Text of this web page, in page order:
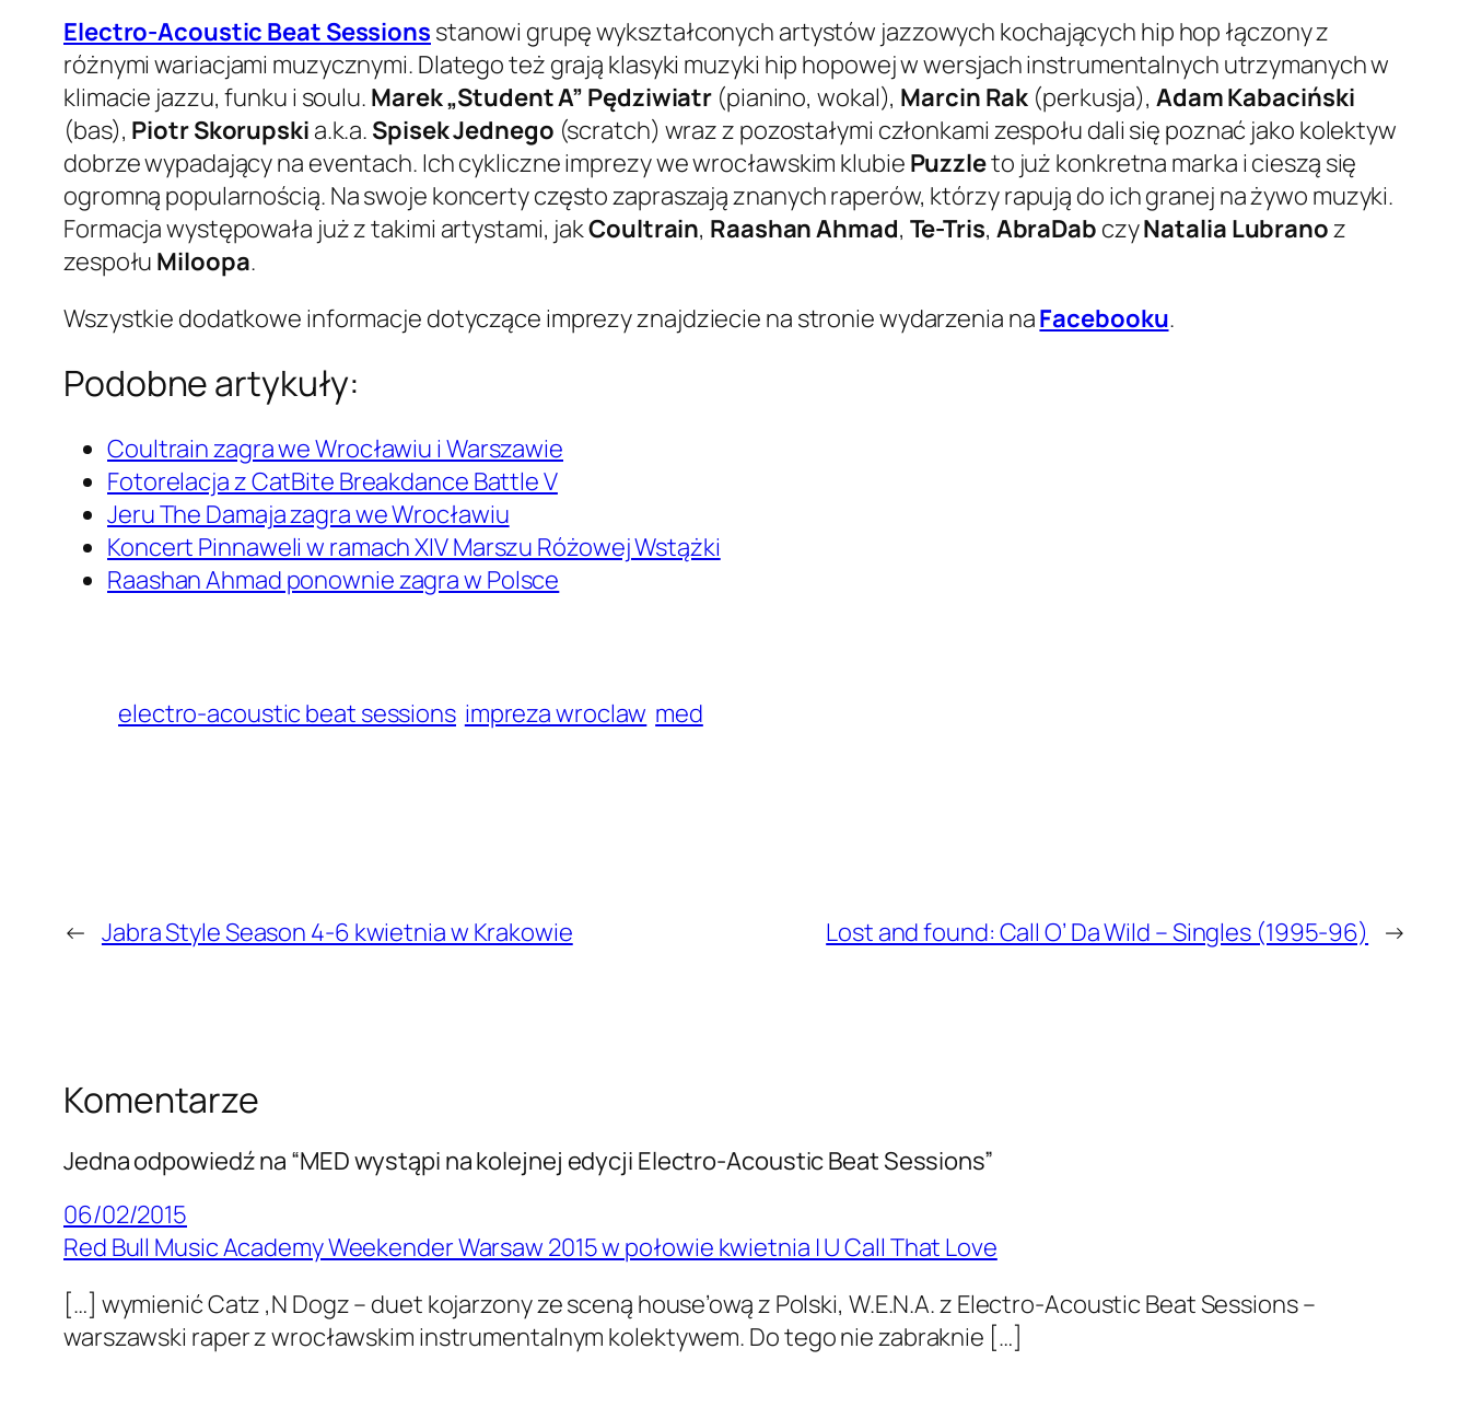
Electro-Acoustic Beat Sessions stanowi grupę wykształconych artystów jazzowych kochających hip hop łączony z
różnymi wariacjami muzycznymi. Dlatego też grają klasyki muzyki hip hopowej w wersjach instrumentalnych utrzymanych w
klimacie jazzu, funku i soulu. Marek „Student A” Pędziwiatr (pianino, wokal), Marcin Rak (perkusja), Adam Kabaciński
(bas), Piotr Skorupski a.k.a. Spisek Jednego (scratch) wraz z pozostałymi członkami zespołu dali się poznać jako kolektyw
dobrze wypadający na eventach. Ich cykliczne imprezy we wrocławskim klubie Puzzleto już konkretna marka i cieszą się
ogromną popularnością. Na swoje koncerty często zapraszają znanych raperów, którzy rapują do ich granej na żywo muzyki.
Formacja występowała już z takimi artystami, jakCoultrain, Raashan Ahmad, Te-Tris, AbraDab czyNatalia Lubranoz
zespołu Miloopa.
Wszystkie dodatkowe informacje dotyczące imprezy znajdziecie na stronie wydarzenia naFacebooku.
Podobne artykuły:
Coultrain zagra we Wrocławiu i Warszawie
Fotorelacja z CatBite Breakdance Battle V
Jeru The Damaja zagra we Wrocławiu
Koncert Pinnaweli w ramach XIV Marszu Różowej Wstążki
Raashan Ahmad ponownie zagra w Polsce
electro-acoustic beat sessions impreza wroclaw med
← Jabra Style Season 4-6 kwietnia w Krakowie Lost and found: Call O’ Da Wild – Singles (1995-96) →
Komentarze
Jedna odpowiedź na “MED wystąpi na kolejnej edycji Electro-Acoustic Beat Sessions”
06/02/2015
Red Bull Music Academy Weekender Warsaw 2015 w połowie kwietnia | U Call That Love
[…] wymienić Catz ‚N Dogz – duet kojarzony ze sceną house’ową z Polski, W.E.N.A. z Electro-Acoustic Beat Sessions –
warszawski raper z wrocławskim instrumentalnym kolektywem. Do tego nie zabraknie […]